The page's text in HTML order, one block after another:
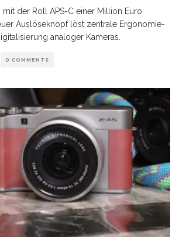
mit der Roll APS-C einer Million Euro
Auslöseknopf löst zentrale Ergonomie-
analoger Kameras.
0 COMMENTS